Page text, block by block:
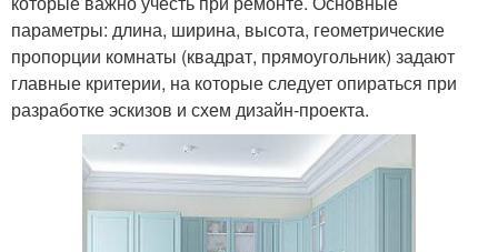
параметры: длина, ширина, высота, геометрические
пропорции комнаты (квадрат, прямоугольник) задают
главные критерии, на которые следует опираться при
разработке эскизов и схем дизайн-проекта.